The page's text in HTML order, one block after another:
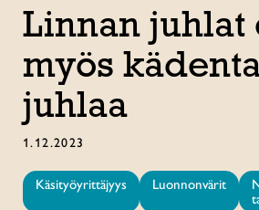
Linnan juhlat
myös
juhlaa
1.12.2023
Käsityöyrittäjyys Luonnonvärit